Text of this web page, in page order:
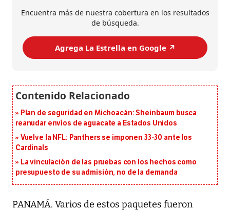
Encuentra más de nuestra cobertura en los resultados
de búsqueda.
Agrega La Estrella en Google ↗️
Plan de seguridad en Michoacán: Sheinbaum busca
reanudar envíos de aguacate a Estados Unidos
Vuelve la NFL: Panthers se imponen 33-30 ante los
Cardinals
La vinculación de las pruebas con los hechos como
presupuesto de su admisión, no de la demanda
PANAMÁ. Varios de estos paquetes fueron